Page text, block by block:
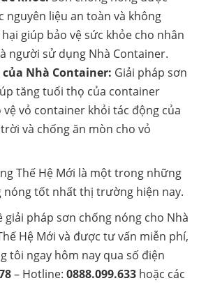
nguyên liệu an toàn và không
giúp bảo vệ sức khỏe cho nhân
người sử dụng Nhà Container.
Nhà Container: Giải pháp sơn
tăng tuổi thọ của container
vệ vỏ container khỏi tác động của
và chống ăn mòn cho vỏ
Thế Hệ Mới là một trong những
nóng tốt nhất thị trường hiện nay.
pháp sơn chống nóng cho Nhà
Hệ Mới và được tư vấn miễn phí,
tôi ngay hôm nay qua số điện
– Hotline: 0888.099.633 hoặc các